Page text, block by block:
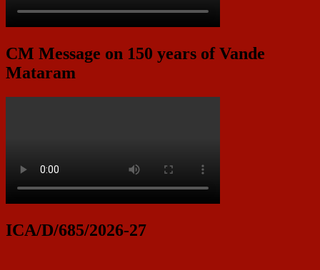
CM Message on 150 years of Vande
Mataram
ICA/D/685/2026-27